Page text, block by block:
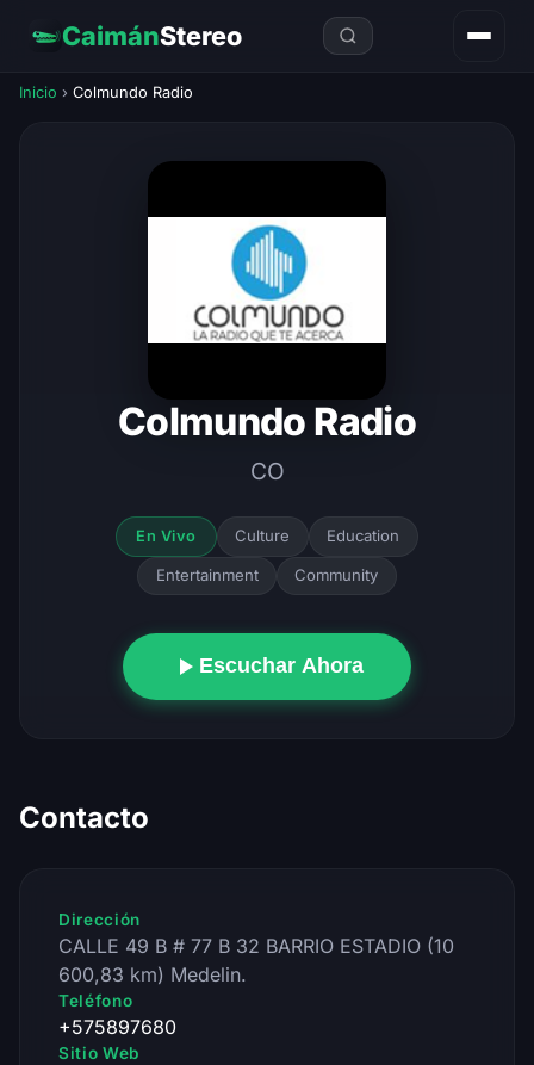
CaimánStereo
Inicio › Colmundo Radio
Colmundo Radio
CO
En Vivo Culture Education
Entertainment Community
Escuchar Ahora
Contacto
Dirección
CALLE 49 B # 77 B 32 BARRIO ESTADIO (10
600,83 km) Medelin.
Teléfono
+575897680
Sitio Web